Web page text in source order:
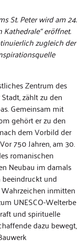
St. Peter wird am 24.
eröffnet.
zugleich der
Zentrum des
zählt zu den
Gemeinsam mit
gehört er zu den
dem Vorbild der
750 Jahren, am 30.
romanischen
Neubau im damals
beeindruckt und
inmitten
UNESCO-Welterbe
und spirituelle
dazu bewegt,